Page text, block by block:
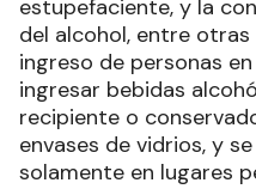
estupefaciente, y la
del alcohol, entre
ingreso de personas
ingresar bebidas
recipiente o
envases de vidrios, y
solamente en lugares